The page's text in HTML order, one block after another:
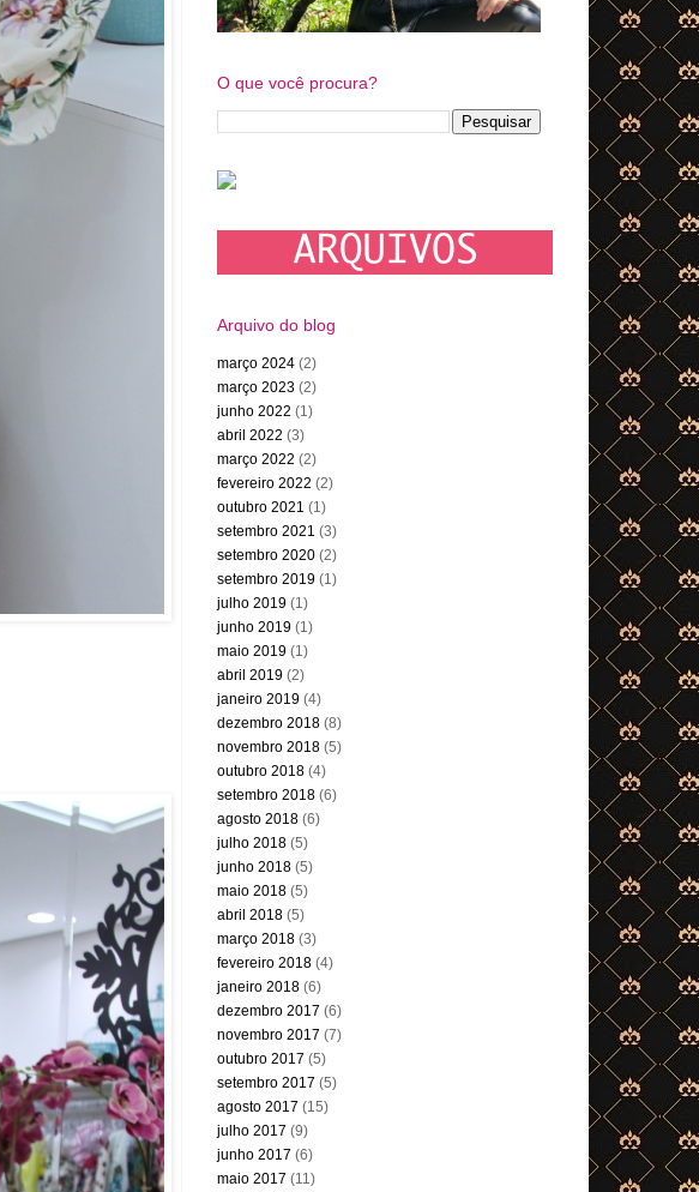
O que você procura?
Arquivo do blog
março 2024 (2)
março 2023 (2)
junho 2022 (1)
abril 2022 (3)
março 2022 (2)
fevereiro 2022 (2)
outubro 2021 (1)
setembro 2021 (3)
setembro 2020 (2)
setembro 2019 (1)
julho 2019 (1)
junho 2019 (1)
maio 2019 (1)
abril 2019 (2)
janeiro 2019 (4)
dezembro 2018 (8)
novembro 2018 (5)
outubro 2018 (4)
setembro 2018 (6)
agosto 2018 (6)
julho 2018 (5)
junho 2018 (5)
maio 2018 (5)
abril 2018 (5)
março 2018 (3)
fevereiro 2018 (4)
janeiro 2018 (6)
dezembro 2017 (6)
novembro 2017 (7)
outubro 2017 (5)
setembro 2017 (5)
agosto 2017 (15)
julho 2017 (9)
junho 2017 (6)
maio 2017 (11)